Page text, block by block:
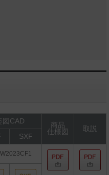
図CAD
商品
仕様図
取説
SXF